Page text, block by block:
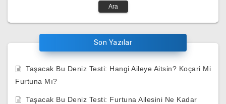
Son Yazılar
Taşacak Bu Deniz Testi: Hangi Aileye Aitsin? Koçari Mi
Furtuna Mı?
Taşacak Bu Deniz Testi: Furtuna Ailesini Ne Kadar